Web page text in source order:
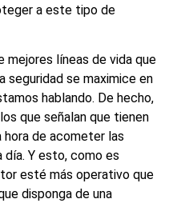
a este tipo de
mejores líneas de vida que
seguridad se maximice en
hablando. De hecho,
que señalan que tienen
hora de acometer las
día. Y esto, como es
esté más operativo que
disponga de una